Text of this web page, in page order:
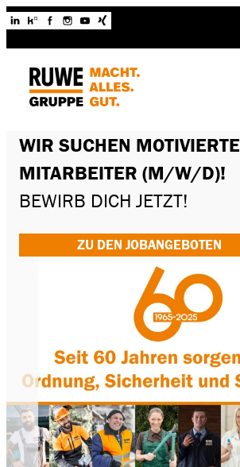
WIR SUCHEN MOTIVIERTE
MITARBEITER (M/W/D)!
BEWIRB DICH JETZT!
ZU DEN JOBANGEBOTEN